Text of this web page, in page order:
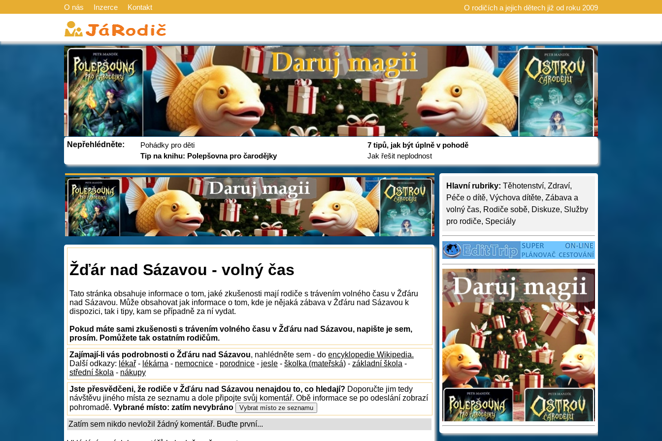
O nás Inzerce Kontakt O rodičích a jejich dětech již od roku 2009
Nepřehlédněte:
Pohádky pro děti
Tip na knihu: Polepšovna pro čarodějky
7 tipů, jak být úplně v pohodě
Jak řešit neplodnost
Hlavní rubriky: Těhotenství, Zdraví,
Péče o dítě, Výchova dítěte, Zábava a
volný čas, Rodiče sobě, Diskuze, Služby
pro rodiče, Speciály
Žďár nad Sázavou - volný čas
Tato stránka obsahuje informace o tom, jaké zkušenosti mají rodiče s trávením volného času v Žďáru
nad Sázavou. Může obsahovat jak informace o tom, kde je nějaká zábava v Žďáru nad Sázavou k
dispozici, tak i tipy, kam se případně za ní vydat.
Pokud máte sami zkušenosti s trávením volného času v Žďáru nad Sázavou, napište je sem,
prosím. Pomůžete tak ostatním rodičům.
Zajímají-li vás podrobnosti o Žďáru nad Sázavou, nahlédněte sem - do encyklopedie Wikipedia.
Další odkazy: lékař - lékárna - nemocnice - porodnice - jesle - školka (mateřská) - základní škola -
střední škola - nákupy
Jste přesvědčeni, že rodiče v Žďáru nad Sázavou nenajdou to, co hledají? Doporučte jim tedy
návštěvu jiného místa ze seznamu a dole připojte svůj komentář. Obě informace se po odeslání zobrazí
pohromadě. Vybrané místo: zatím nevybráno
Zatím sem nikdo nevložil žádný komentář. Buďte první...